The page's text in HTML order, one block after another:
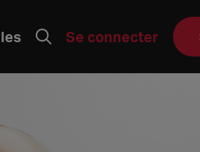
Se connecter